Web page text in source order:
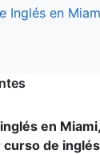
Inglés en
en
de